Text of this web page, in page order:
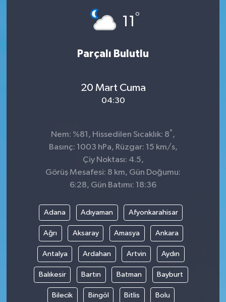
11°
Parçalı Bulutlu
20 Mart Cuma
04:30
Nem: %81, Hissedilen Sıcaklık: 8° ,
Basınç: 1003 hPa, Rüzgar: 15 km/s,
Çiy Noktası: 4.5,
Görüş Mesafesi: 8 km, Gün Doğumu:
6:28, Gün Batımı: 18:36
Adana Adıyaman Afyonkarahisar
Ağrı Aksaray Amasya Ankara
Antalya Ardahan Artvin Aydın
Balıkesir Bartın Batman Bayburt
Bilecik Bingöl Bitlis Bolu